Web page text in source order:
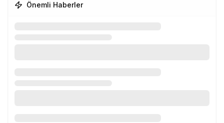
Önemli Haberler